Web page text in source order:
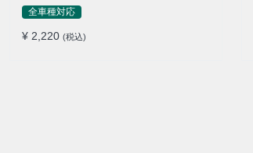
全車種対応
¥ 2,220 (税込)